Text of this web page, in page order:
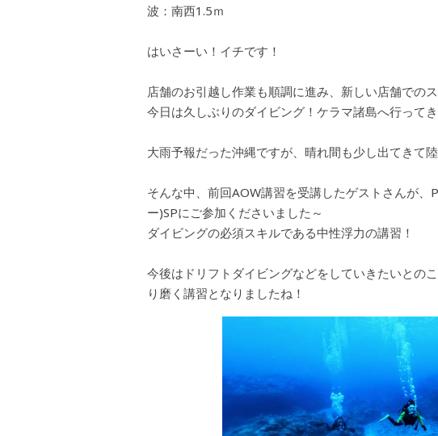
波：南西1.5ｍ
はいさーい！イチです！
店舗のお引越し作業も順調に進み、新しい店舗での
今日は久しぶりのダイビング！ケラマ諸島へ行ってき
大雨予報だった沖縄ですが、晴れ間も少し出てきて
そんな中、前回AOW講習を受講したゲストさんが
ー)SPにご参加くださいました～
ダイビングの必須スキルである中性浮力の講習！
今後はドリフトダイビングなどをしていきたいとの
り磨く講習となりましたね！